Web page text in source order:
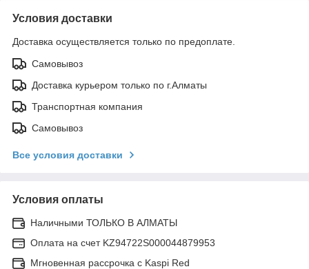
Условия доставки
Доставка осуществляется только по предоплате.
Самовывоз
Доставка курьером только по г.Алматы
Транспортная компания
Самовывоз
Все условия доставки
Условия оплаты
Наличными ТОЛЬКО В АЛМАТЫ
Оплата на счет KZ94722S000044879953
Мгновенная рассрочка с Kaspi Red